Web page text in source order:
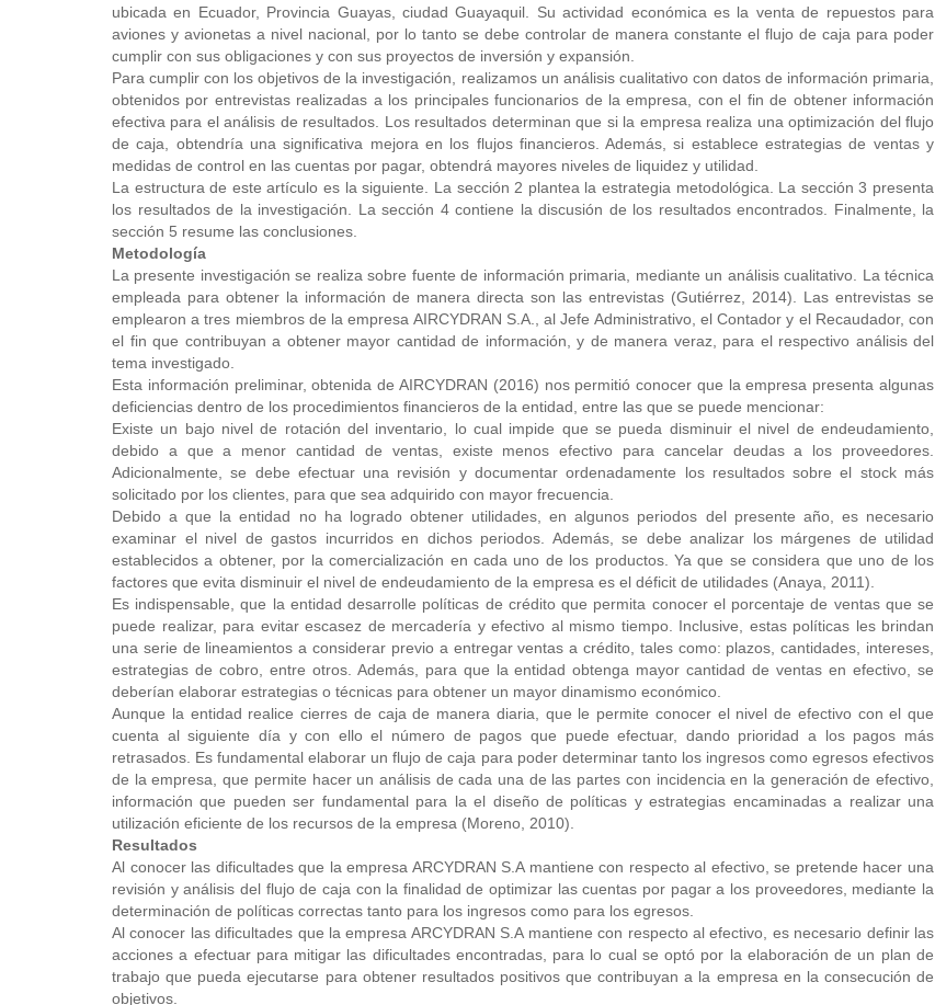
ubicada en Ecuador, Provincia Guayas, ciudad Guayaquil. Su actividad económica es la venta de repuestos para
aviones y avionetas a nivel nacional, por lo tanto se debe controlar de manera constante el flujo de caja para poder
cumplir con sus obligaciones y con sus proyectos de inversión y expansión.
Para cumplir con los objetivos de la investigación, realizamos un análisis cualitativo con datos de información primaria,
obtenidos por entrevistas realizadas a los principales funcionarios de la empresa, con el fin de obtener información
efectiva para el análisis de resultados. Los resultados determinan que si la empresa realiza una optimización del flujo
de caja, obtendría una significativa mejora en los flujos financieros. Además, si establece estrategias de ventas y
medidas de control en las cuentas por pagar, obtendrá mayores niveles de liquidez y utilidad.
La estructura de este artículo es la siguiente. La sección 2 plantea la estrategia metodológica. La sección 3 presenta
los resultados de la investigación. La sección 4 contiene la discusión de los resultados encontrados. Finalmente, la
sección 5 resume las conclusiones.
Metodología
La presente investigación se realiza sobre fuente de información primaria, mediante un análisis cualitativo. La técnica
empleada para obtener la información de manera directa son las entrevistas (Gutiérrez, 2014). Las entrevistas se
emplearon a tres miembros de la empresa AIRCYDRAN S.A., al Jefe Administrativo, el Contador y el Recaudador, con
el fin que contribuyan a obtener mayor cantidad de información, y de manera veraz, para el respectivo análisis del
tema investigado.
Esta información preliminar, obtenida de AIRCYDRAN (2016) nos permitió conocer que la empresa presenta algunas
deficiencias dentro de los procedimientos financieros de la entidad, entre las que se puede mencionar:
Existe un bajo nivel de rotación del inventario, lo cual impide que se pueda disminuir el nivel de endeudamiento,
debido a que a menor cantidad de ventas, existe menos efectivo para cancelar deudas a los proveedores.
Adicionalmente, se debe efectuar una revisión y documentar ordenadamente los resultados sobre el stock más
solicitado por los clientes, para que sea adquirido con mayor frecuencia.
Debido a que la entidad no ha logrado obtener utilidades, en algunos periodos del presente año, es necesario
examinar el nivel de gastos incurridos en dichos periodos. Además, se debe analizar los márgenes de utilidad
establecidos a obtener, por la comercialización en cada uno de los productos. Ya que se considera que uno de los
factores que evita disminuir el nivel de endeudamiento de la empresa es el déficit de utilidades (Anaya, 2011).
Es indispensable, que la entidad desarrolle políticas de crédito que permita conocer el porcentaje de ventas que se
puede realizar, para evitar escasez de mercadería y efectivo al mismo tiempo. Inclusive, estas políticas les brindan
una serie de lineamientos a considerar previo a entregar ventas a crédito, tales como: plazos, cantidades, intereses,
estrategias de cobro, entre otros. Además, para que la entidad obtenga mayor cantidad de ventas en efectivo, se
deberían elaborar estrategias o técnicas para obtener un mayor dinamismo económico.
Aunque la entidad realice cierres de caja de manera diaria, que le permite conocer el nivel de efectivo con el que
cuenta al siguiente día y con ello el número de pagos que puede efectuar, dando prioridad a los pagos más
retrasados. Es fundamental elaborar un flujo de caja para poder determinar tanto los ingresos como egresos efectivos
de la empresa, que permite hacer un análisis de cada una de las partes con incidencia en la generación de efectivo,
información que pueden ser fundamental para la el diseño de políticas y estrategias encaminadas a realizar una
utilización eficiente de los recursos de la empresa (Moreno, 2010).
Resultados
Al conocer las dificultades que la empresa ARCYDRAN S.A mantiene con respecto al efectivo, se pretende hacer una
revisión y análisis del flujo de caja con la finalidad de optimizar las cuentas por pagar a los proveedores, mediante la
determinación de políticas correctas tanto para los ingresos como para los egresos.
Al conocer las dificultades que la empresa ARCYDRAN S.A mantiene con respecto al efectivo, es necesario definir las
acciones a efectuar para mitigar las dificultades encontradas, para lo cual se optó por la elaboración de un plan de
trabajo que pueda ejecutarse para obtener resultados positivos que contribuyan a la empresa en la consecución de
objetivos.